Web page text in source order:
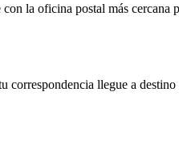
la oficina postal más cercana
correspondencia llegue a